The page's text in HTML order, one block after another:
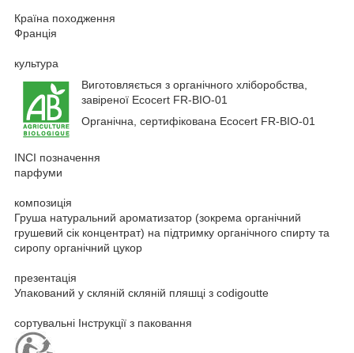
Країна походження
Франція
культура
Виготовляється з органічного хліборобства,
завіреної Ecocert FR-BIO-01
Органічна, сертифікована Ecocert FR-BIO-01
INCI позначення
парфуми
композиція
Груша натуральний ароматизатор (зокрема органічний
грушевий сік концентрат) на підтримку органічного спирту та
сиропу органічний цукор
презентація
Упакований у скляній скляній пляшці з codigoutte
сортувальні Інструкції з паковання